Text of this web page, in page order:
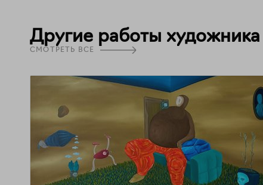
Другие работы художника
СМОТРЕТЬ ВСЕ